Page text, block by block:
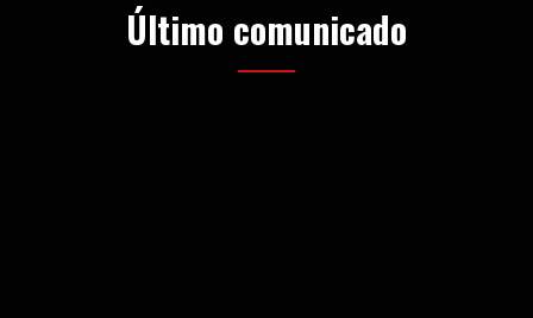
Último comunicado